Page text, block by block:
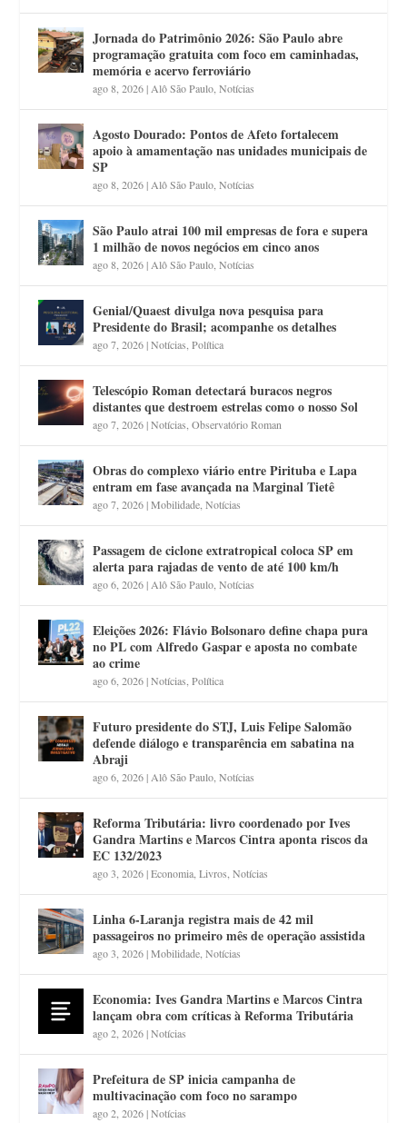
Jornada do Patrimônio 2026: São Paulo abre
programação gratuita com foco em caminhadas,
memória e acervo ferroviário
ago 8, 2026| Alô São Paulo ,Notícias
Agosto Dourado: Pontos de Afeto fortalecem
apoio à amamentação nas unidades municipais de
SP
ago 8, 2026| Alô São Paulo ,Notícias
São Paulo atrai 100 mil empresas de fora e supera
1 milhão de novos negócios em cinco anos
ago 8, 2026| Alô São Paulo ,Notícias
Genial/Quaest divulga nova pesquisa para
Presidente do Brasil; acompanhe os detalhes
ago 7, 2026|Notícias ,Política
Telescópio Roman detectará buracos negros
distantes que destroem estrelas como o nosso Sol
ago 7, 2026|Notícias ,Observatório Roman
Obras do complexo viário entre Pirituba e Lapa
entram em fase avançada na Marginal Tietê
ago 7, 2026|Mobilidade ,Notícias
Passagem de ciclone extratropical coloca SP em
alerta para rajadas de vento de até 100 km/h
ago 6, 2026| Alô São Paulo ,Notícias
Eleições 2026: Flávio Bolsonaro define chapa pura
no PL com Alfredo Gaspar e aposta no combate
ao crime
ago 6, 2026|Notícias ,Política
Futuro presidente do STJ, Luis Felipe Salomão
defende diálogo e transparência em sabatina na
Abraji
ago 6, 2026| Alô São Paulo ,Notícias
Reforma Tributária: livro coordenado por Ives
Gandra Martins e Marcos Cintra aponta riscos da
EC 132/2023
ago 3, 2026|Economia ,Livros ,Notícias
Linha 6-Laranja registra mais de 42 mil
passageiros no primeiro mês de operação assistida
ago 3, 2026|Mobilidade ,Notícias
Economia: Ives Gandra Martins e Marcos Cintra
lançam obra com críticas à Reforma Tributária
ago 2, 2026|Notícias
Prefeitura de SP inicia campanha de
multivacinação com foco no sarampo
ago 2, 2026|Notícias